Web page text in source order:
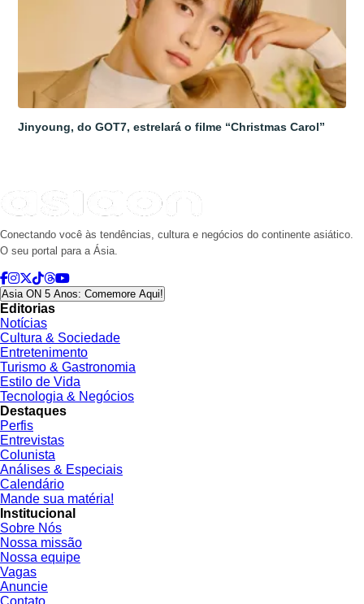
Jinyoung, do GOT7, estrelará o filme “Christmas Carol”
Conectando você às tendências, cultura e negócios do continente asiático.
O seu portal para a Ásia.
Asia ON 5 Anos: Comemore Aqui!
Editorias
Notícias
Cultura & Sociedade
Entretenimento
Turismo & Gastronomia
Estilo de Vida
Tecnologia & Negócios
Destaques
Perfis
Entrevistas
Colunista
Análises & Especiais
Calendário
Mande sua matéria!
Institucional
Sobre Nós
Nossa missão
Nossa equipe
Vagas
Anuncie